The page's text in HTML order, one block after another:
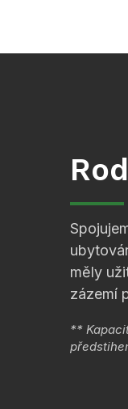
měly
zázemí
**